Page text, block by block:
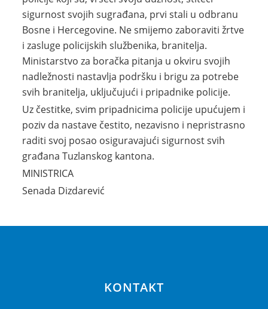
sigurnost svojih sugrađana, prvi stali u odbranu
Bosne i Hercegovine. Ne smijemo zaboraviti žrtve
i zasluge policijskih službenika, branitelja.
Ministarstvo za boračka pitanja u okviru svojih
nadležnosti nastavlja podršku i brigu za potrebe
svih branitelja, uključujući i pripadnike policije.
Uz čestitke, svim pripadnicima policije upućujem i
poziv da nastave čestito, nezavisno i nepristrasno
raditi svoj posao osiguravajući sigurnost svih
građana Tuzlanskog kantona.
MINISTRICA
Senada Dizdarević
KONTAKT